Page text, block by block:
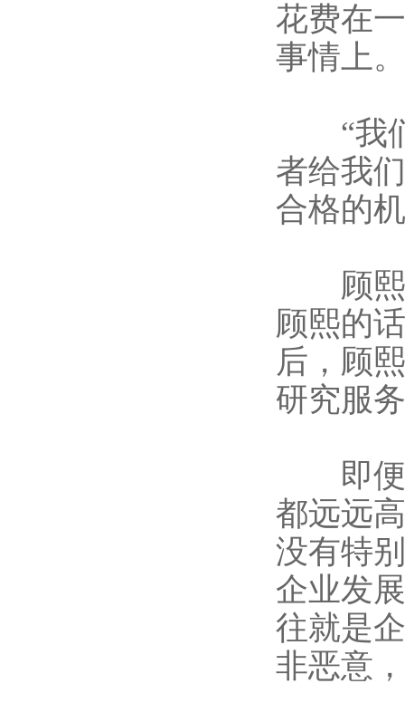
花费在
事情上
“我们
者给我
合格的
顾熙
顾熙的
后，顾
研究服
即便
都远远
没有特
企业发
往就是
非恶意